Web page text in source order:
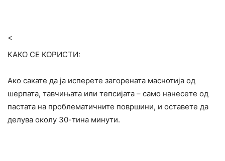
<
КАКО СЕ КОРИСТИ:
Ако сакате да ја исперете загорената маснотија од
шерпата, тавчињата или тепсијата – само нанесете од
пастата на проблематичните површини, и оставете да
делува околу 30-тина минути.